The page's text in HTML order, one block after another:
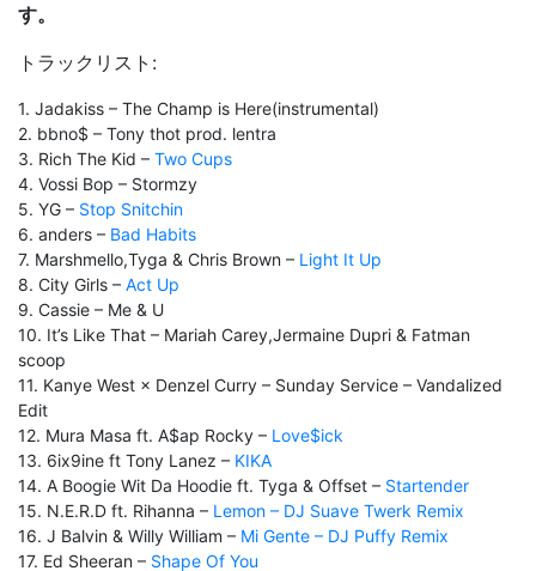
す。
トラックリスト:
1. Jadakiss – The Champ is Here(instrumental)
2. bbno$ – Tony thot prod. lentra
3. Rich The Kid – Two Cups
4. Vossi Bop – Stormzy
5. YG – Stop Snitchin
6. anders – Bad Habits
7. Marshmello,Tyga & Chris Brown – Light It Up
8. City Girls – Act Up
9. Cassie – Me & U
10. It’s Like That – Mariah Carey,Jermaine Dupri & Fatman
scoop
11. Kanye West × Denzel Curry – Sunday Service – Vandalized
Edit
12. Mura Masa ft. A$ap Rocky – Love$ick
13. 6ix9ine ft Tony Lanez – KIKA
14. A Boogie Wit Da Hoodie ft. Tyga & Offset – Startender
15. N.E.R.D ft. Rihanna – Lemon – DJ Suave Twerk Remix
16. J Balvin & Willy William – Mi Gente – DJ Puffy Remix
17. Ed Sheeran – Shape Of You